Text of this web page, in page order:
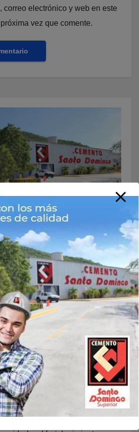
correo electrónico y web en este
vez que comente.
Buscar
provocarán aguaceros,
y ráfagas de viento en varias